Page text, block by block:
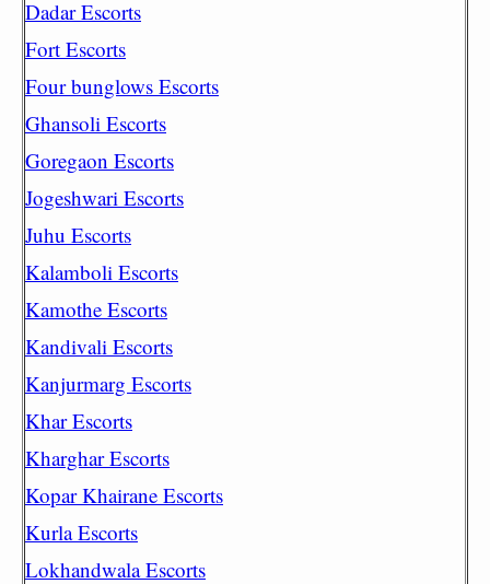
Dadar Escorts
Fort Escorts
Four bunglows Escorts
Ghansoli Escorts
Goregaon Escorts
Jogeshwari Escorts
Juhu Escorts
Kalamboli Escorts
Kamothe Escorts
Kandivali Escorts
Kanjurmarg Escorts
Khar Escorts
Kharghar Escorts
Kopar Khairane Escorts
Kurla Escorts
Lokhandwala Escorts